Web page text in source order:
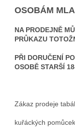
OSOBÁM
NA PRODEJNĚ
PRŮKAZU
PŘI DORUČENÍ
OSOBĚ STARŠÍ
Zákaz prodeje
kuřáckých pomůcek,